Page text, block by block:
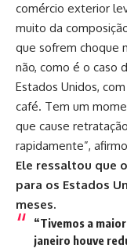
comércio exterior
muito da
que sofrem choque
não, como é o caso
Estados Unidos,
café. Tem um
que cause
rapidamente”,
Ele ressaltou que
para os Estados
meses.
“Tivemos a
janeiro houve